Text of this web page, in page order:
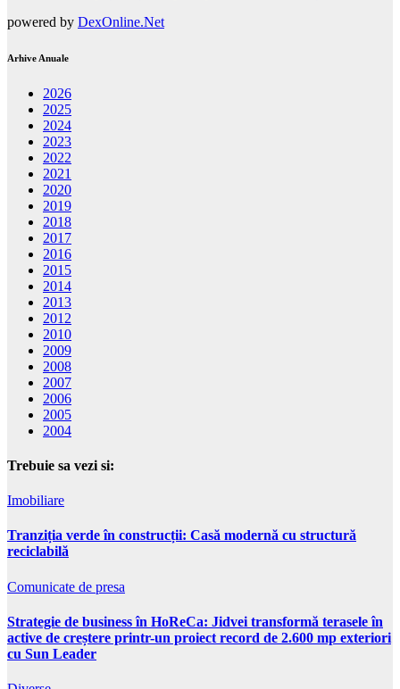
powered by DexOnline.Net
Arhive Anuale
2026
2025
2024
2023
2022
2021
2020
2019
2018
2017
2016
2015
2014
2013
2012
2010
2009
2008
2007
2006
2005
2004
Trebuie sa vezi si:
Imobiliare
Tranziția verde în construcții: Casă modernă cu structură
reciclabilă
Comunicate de presa
Strategie de business în HoReCa: Jidvei transformă terasele în
active de creștere printr-un proiect record de 2.600 mp exteriori
cu Sun Leader